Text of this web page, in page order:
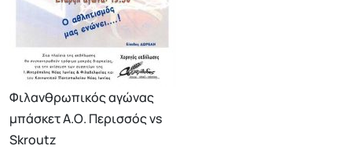
Φιλανθρωπικός αγώνας
μπάσκετ Α.Ο. Περισσός vs
Skroutz